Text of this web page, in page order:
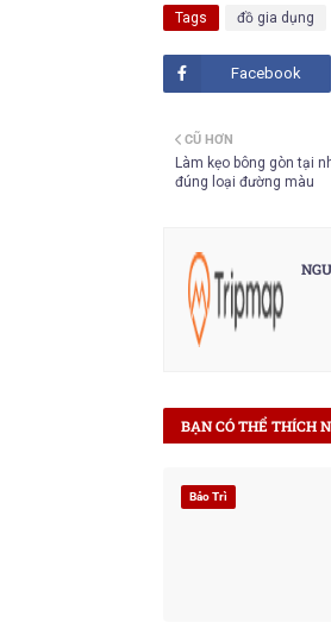
Tags đồ gia dụng
Facebook
CŨ HƠN
Làm kẹo bông gòn tại
đúng loại đường màu
BẠN CÓ THỂ THÍCH
Bảo Trì